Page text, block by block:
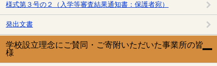
様式第３号の２（入学等審査結果通知書：保護者宛）
発出文書
学校設立理念にご賛同・ご寄附いただいた事業所の皆
様